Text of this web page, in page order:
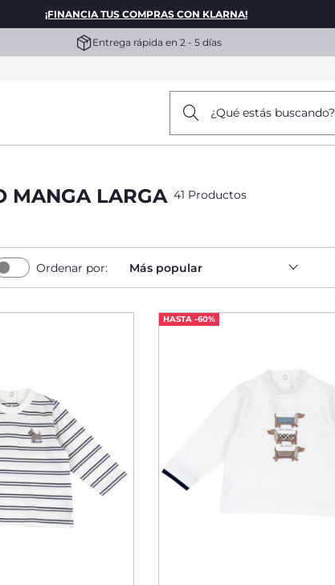
¡FINANCIA TUS COMPRAS CON KLARNA!
Entrega rápida en 2 - 5 días
¿Qué estás buscando?
MANGA LARGA 41 Productos
Ordenar por: Más popular
HASTA -60%